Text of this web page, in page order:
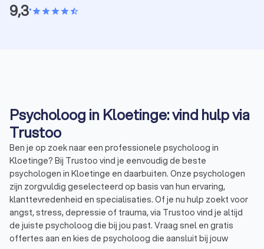
9,3•starstarstarstarstar_half
Psycholoog in Kloetinge: vind hulp via
Trustoo
Ben je op zoek naar een professionele psycholoog in
Kloetinge? Bij Trustoo vind je eenvoudig de beste
psychologen in Kloetinge en daarbuiten. Onze psychologen
zijn zorgvuldig geselecteerd op basis van hun ervaring,
klanttevredenheid en specialisaties. Of je nu hulp zoekt voor
angst, stress, depressie of trauma, via Trustoo vind je altijd
de juiste psycholoog die bij jou past. Vraag snel en gratis
offertes aan en kies de psycholoog die aansluit bij jouw